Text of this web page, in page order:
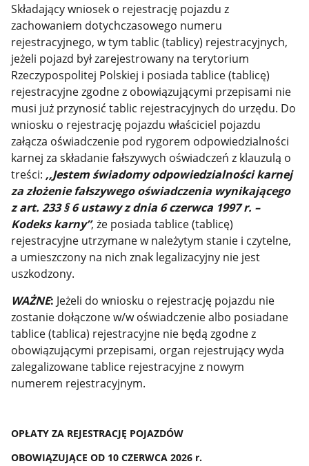
Składający wniosek o rejestrację pojazdu z
zachowaniem dotychczasowego numeru
rejestracyjnego, w tym tablic (tablicy) rejestracyjnych,
jeżeli pojazd był zarejestrowany na terytorium
Rzeczypospolitej Polskiej i posiada tablice (tablicę)
rejestracyjne zgodne z obowiązującymi przepisami nie
musi już przynosić tablic rejestracyjnych do urzędu. Do
wniosku o rejestrację pojazdu właściciel pojazdu
załącza oświadczenie pod rygorem odpowiedzialności
karnej za składanie fałszywych oświadczeń z klauzulą o
treści: ,,Jestem świadomy odpowiedzialności karnej
za złożenie fałszywego oświadczenia wynikającego
z art. 233 § 6 ustawy z dnia 6 czerwca 1997 r. –
Kodeks karny”, że posiada tablice (tablicę)
rejestracyjne utrzymane w należytym stanie i czytelne,
a umieszczony na nich znak legalizacyjny nie jest
uszkodzony.
WAŻNE: Jeżeli do wniosku o rejestrację pojazdu nie
zostanie dołączone w/w oświadczenie albo posiadane
tablice (tablica) rejestracyjne nie będą zgodne z
obowiązującymi przepisami, organ rejestrujący wyda
zalegalizowane tablice rejestracyjne z nowym
numerem rejestracyjnym.
OPŁATY ZA REJESTRACJĘ POJAZDÓW
OBOWIĄZUJĄCE OD 10 CZERWCA 2026 r.